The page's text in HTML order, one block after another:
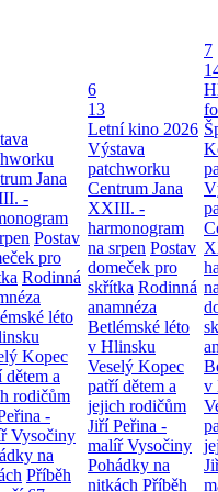
Jana
-
Postav
pro
Rodinná
léto
Kopec
dětem a
rodičům
-
Vysočiny
na
Příběh
6
13
Letní kino 2026
Výstava
patchworku
Centrum Jana
XXIII. -
harmonogram
na srpen Postav
domeček pro
skřítka Rodinná
anamnéza
Betlémské léto
v Hlinsku
Veselý Kopec
patří dětem a
jejich rodičům
Jiří Peřina -
malíř Vysočiny
Pohádky na
nitkách Příběh
7
v